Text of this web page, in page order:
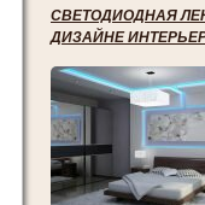
СВЕТОДИОДНАЯ
ДИЗАЙНЕ